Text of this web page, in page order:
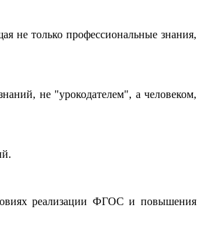
не только профессиональные знания,
не "урокодателем", а человеком,
реализации ФГОС и повышения